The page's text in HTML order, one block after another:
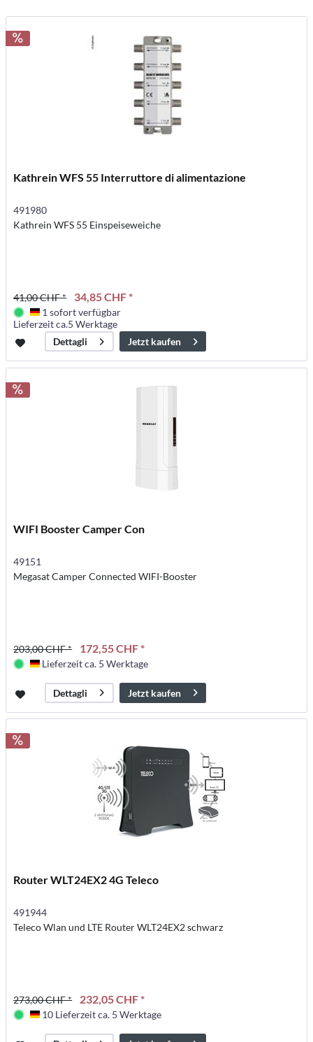
Kathrein WFS 55 Interruttore di alimentazione
491980
Kathrein WFS 55 Einspeiseweiche
41,00 CHF * 34,85 CHF *
Deutschland
1 sofort verfügbar
Lieferzeit ca.5 Werktage
Dettagli
Jetzt kaufen
WIFI Booster Camper Con
49151
Megasat Camper Connected WIFI-Booster
203,00 CHF * 172,55 CHF *
Deutschland
Lieferzeit ca. 5 Werktage
Dettagli Jetzt kaufen
Router WLT24EX2 4G Teleco
491944
Teleco Wlan und LTE Router WLT24EX2 schwarz
273,00 CHF * 232,05 CHF *
Deutschland
10 Lieferzeit ca. 5 Werktage